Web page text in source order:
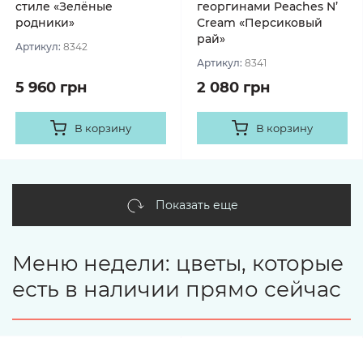
стиле «Зелёные
родники»
Артикул: 8342
5 960 грн
В корзину
георгинами Peaches N’
Cream «Персиковый
рай»
Артикул: 8341
2 080 грн
В корзину
Показать еще
Меню недели: цветы, которые
есть в наличии прямо сейчас